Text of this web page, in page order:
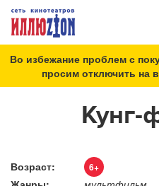
Во избежание проблем с
просим отключить на
Кунг-
Возраст: 6+